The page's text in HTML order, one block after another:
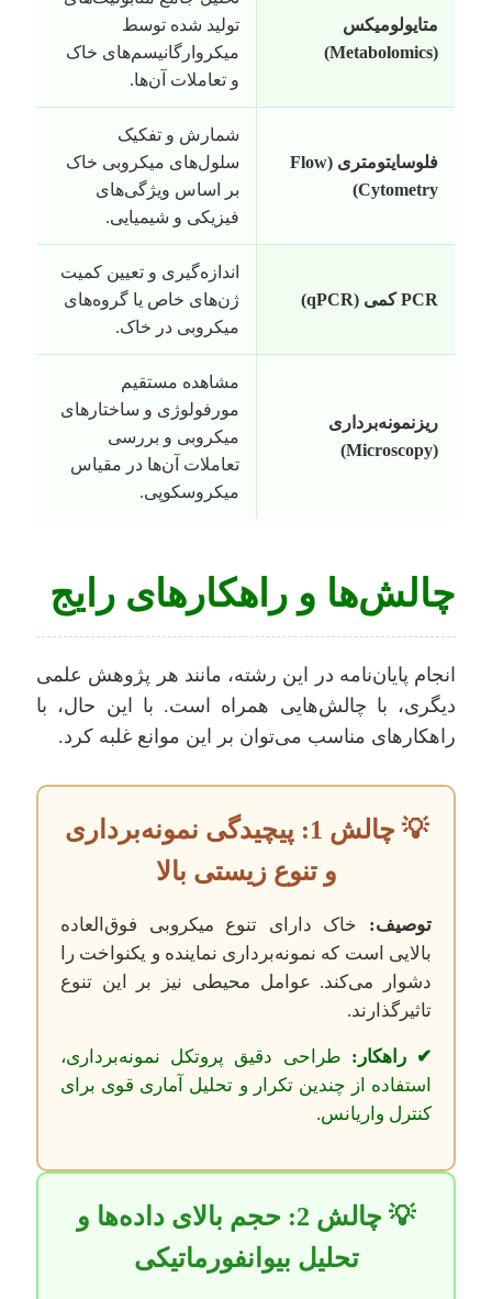
متایولومیکس
(Metabolomics)
تولید شده توسط
میکروارگانیسم‌های خاک
و تعاملات آن‌ها.
فلوسایتومتری (Flow
Cytometry)
شمارش و تفکیک
سلول‌های میکروبی خاک
بر اساس ویژگی‌های
فیزیکی و شیمیایی.
PCR کمی (qPCR)
اندازه‌گیری و تعیین کمیت
ژن‌های خاص یا گروه‌های
میکروبی در خاک.
ریزنمونه‌برداری
(Microscopy)
مشاهده مستقیم
مورفولوژی و ساختارهای
میکروبی و بررسی
تعاملات آن‌ها در مقیاس
میکروسکوپی.
چالش‌ها و راهکارهای رایج
انجام پایان‌نامه در این رشته، مانند هر پژوهش علمی
دیگری، با چالش‌هایی همراه است. با این حال، با
راهکارهای مناسب می‌توان بر این موانع غلبه کرد.
💡 چالش 1: پیچیدگی نمونه‌برداری
و تنوع زیستی بالا
توصیف: خاک دارای تنوع میکروبی فوق‌العاده
بالایی است که نمونه‌برداری نماینده و یکنواخت را
دشوار می‌کند. عوامل محیطی نیز بر این تنوع
تاثیرگذارند.
✔ راهکار: طراحی دقیق پروتکل نمونه‌برداری،
استفاده از چندین تکرار و تحلیل آماری قوی برای
کنترل واریانس.
💡 چالش 2: حجم بالای داده‌ها و
تحلیل بیوانفورماتیکی